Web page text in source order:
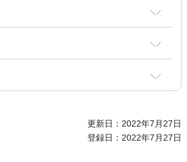
更新日：2022年7月27日
登録日：2022年7月27日